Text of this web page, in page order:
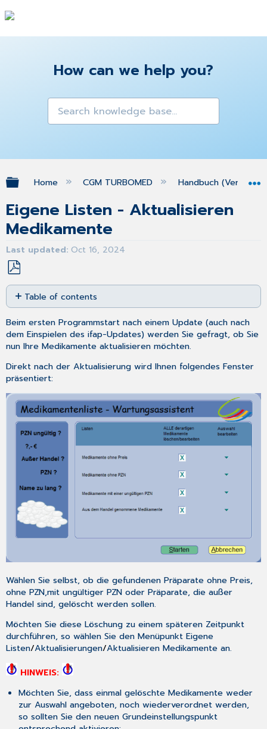
How can we help you?
Expand/collapse global hierarchy
Home CGM TURBOMED Handbuch (Version
Eigene Listen - Aktualisieren
Medikamente
Last updated Oct 16, 2024
Save
as
PDF
Table of contents
No
headers
Beim ersten Programmstart nach einem Update (auch nach
dem Einspielen des ifap-Updates) werden Sie gefragt, ob Sie
nun Ihre Medikamente aktualisieren möchten.
Direkt nach der Aktualisierung wird Ihnen folgendes Fenster
präsentiert:
Wählen Sie selbst, ob die gefundenen Präparateohne Preis,
ohne PZN,mit ungültiger PZN oder Präparate, dieaußer
Handel sind, gelöscht werden sollen.
Möchten Sie diese Löschung zu einem späteren Zeitpunkt
durchführen, so wählen Sie den MenüpunktEigene
Listen/Aktualisierungen/Aktualisieren Medikamente an.
HINWEIS:
Möchten Sie, dass einmal gelöschte Medikamente weder
zur Auswahl angeboten, noch wiederverordnet werden,
so sollten Sie den neuen Grundeinstellungspunkt